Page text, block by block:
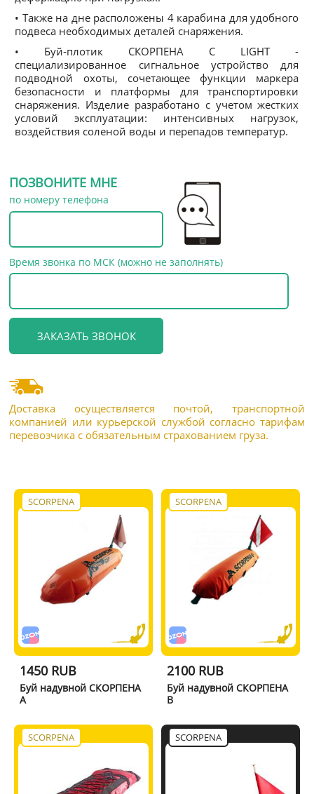
• Также на дне расположены 4 карабина для удобного
подвеса необходимых деталей снаряжения.
• Буй‑плотик СКОРПЕНА С LIGHT -
специализированное сигнальное устройство для
подводной охоты, сочетающее функции маркера
безопасности и платформы для транспортировки
снаряжения. Изделие разработано с учетом жестких
условий эксплуатации: интенсивных нагрузок,
воздействия соленой воды и перепадов температур.
ПОЗВОНИТЕ МНЕ
по номеру телефона
Время звонка по МСК (можно не заполнять)
Доставка осуществляется почтой, транспортной
компанией или курьерской службой согласно тарифам
перевозчика с обязательным страхованием груза.
SCORPENA
1450 RUB
Буй надувной СКОРПЕНА
A
SCORPENA
2100 RUB
Буй надувной СКОРПЕНА
B
SCORPENA SCORPENA